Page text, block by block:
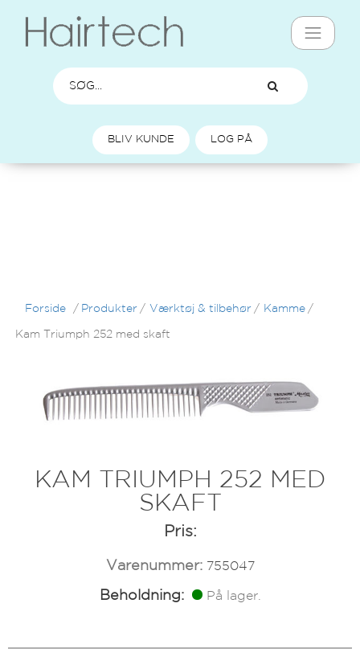
BLIV KUNDE LOG PÅ
Forside / Produkter / Værktøj & tilbehør / Kamme /
Kam Triumph 252 med skaft
KAM TRIUMPH 252 MED
SKAFT
Pris:
Varenummer: 755047
Beholdning: På lager.